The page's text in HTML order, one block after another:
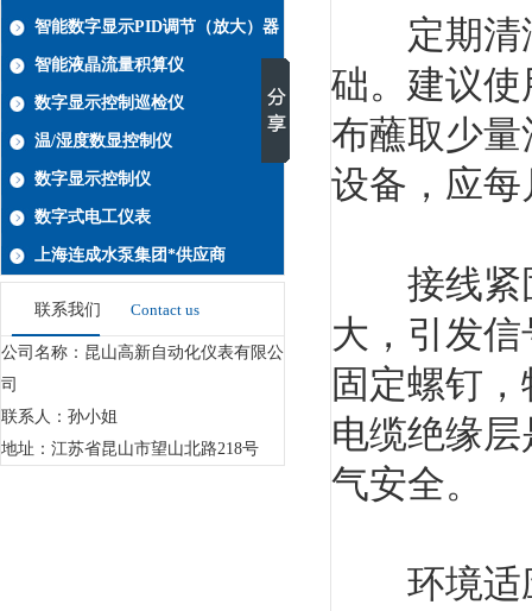
智能数字显示PID调节（放大）器
智能液晶流量积算仪
数字显示控制巡检仪
温/湿度数显控制仪
数字显示控制仪
数字式电工仪表
上海连成水泵集团*供应商
联系我们 Contact us
公司名称：昆山高新自动化仪表有限公
司
联系人：孙小姐
地址：江苏省昆山市望山北路218号
定期清
础。建议
布蘸取少
设备，应
接线紧固
大，引发
固定螺钉
电缆绝缘
气安全。
环境适应